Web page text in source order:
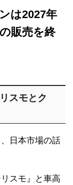
は2027年
販売を終
スモとク
日本市場の話
スモ』と車高